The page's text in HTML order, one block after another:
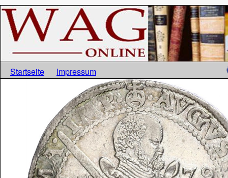
Startseite Impressum